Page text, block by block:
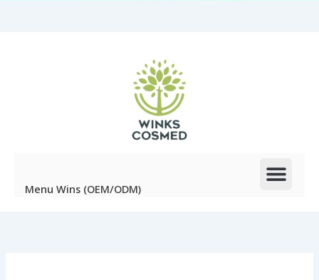
Menu Wins (OEM/ODM)